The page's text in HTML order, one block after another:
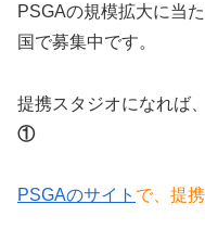
PSGAの規模拡大に当
国で募集中です。
提携スタジオになれば
①
PSGAのサイト で、提